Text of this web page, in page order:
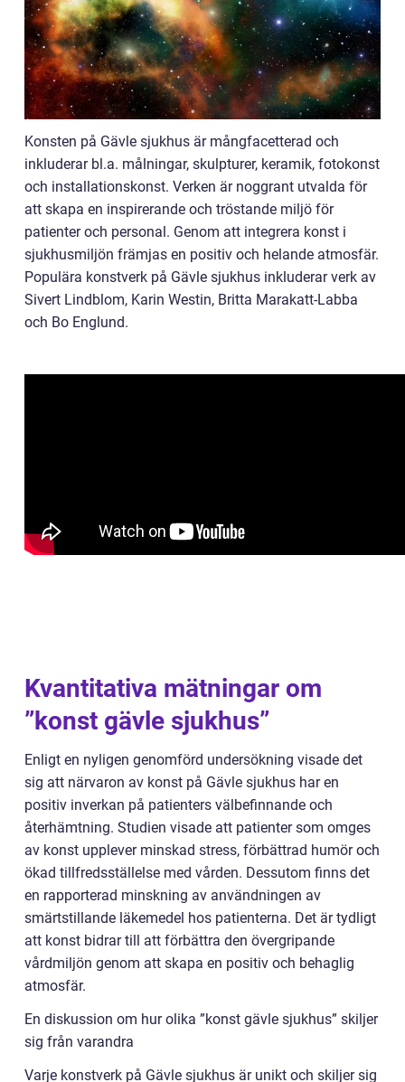
Konsten på Gävle sjukhus är mångfacetterad och
inkluderar bl.a. målningar, skulpturer, keramik, fotokonst
och installationskonst. Verken är noggrant utvalda för
att skapa en inspirerande och tröstande miljö för
patienter och personal. Genom att integrera konst i
sjukhusmiljön främjas en positiv och helande atmosfär.
Populära konstverk på Gävle sjukhus inkluderar verk av
Sivert Lindblom, Karin Westin, Britta Marakatt-Labba
och Bo Englund.
Kvantitativa mätningar om
”konst gävle sjukhus”
Enligt en nyligen genomförd undersökning visade det
sig att närvaron av konst på Gävle sjukhus har en
positiv inverkan på patienters välbefinnande och
återhämtning. Studien visade att patienter som omges
av konst upplever minskad stress, förbättrad humör och
ökad tillfredsställelse med vården. Dessutom finns det
en rapporterad minskning av användningen av
smärtstillande läkemedel hos patienterna. Det är tydligt
att konst bidrar till att förbättra den övergripande
vårdmiljön genom att skapa en positiv och behaglig
atmosfär.
En diskussion om hur olika ”konst gävle sjukhus” skiljer
sig från varandra
Varje konstverk på Gävle sjukhus är unikt och skiljer sig